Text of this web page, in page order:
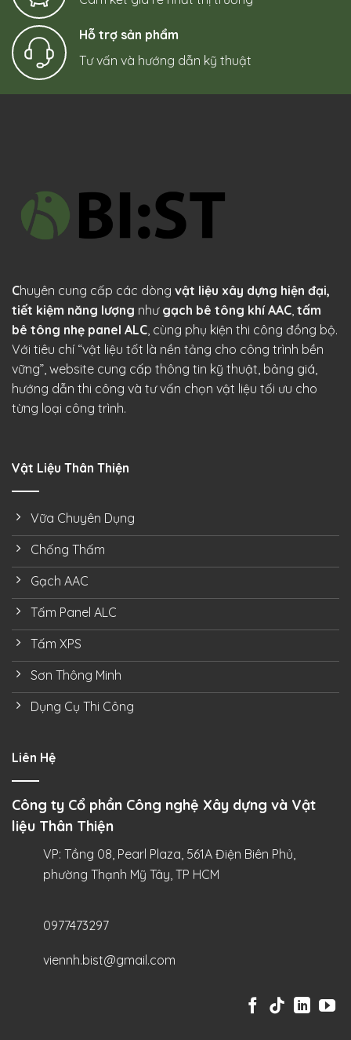
Hỗ trợ sản phẩm
Tư vấn và hướng dẫn kỹ thuật
Chuyên cung cấp các dòng vật liệu xây dựng hiện đại,
tiết kiệm năng lượng như gạch bê tông khí AAC, tấm
bê tông nhẹ panel ALC, cùng phụ kiện thi công đồng bộ.
Với tiêu chí “vật liệu tốt là nền tảng cho công trình bền
vững”, website cung cấp thông tin kỹ thuật, bảng giá,
hướng dẫn thi công và tư vấn chọn vật liệu tối ưu cho
từng loại công trình.
Vật Liệu Thân Thiện
Vữa Chuyên Dụng
Chống Thấm
Gạch AAC
Tấm Panel ALC
Tấm XPS
Sơn Thông Minh
Dụng Cụ Thi Công
Liên Hệ
Công ty Cổ phần Công nghệ Xây dựng và Vật
liệu Thân Thiện
VP: Tầng 08, Pearl Plaza, 561A Điện Biên Phủ,
phường Thạnh Mỹ Tây, TP HCM
0977473297
viennh.bist@gmail.com